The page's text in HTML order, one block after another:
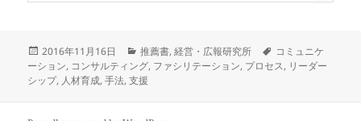
投
稿
日:
2016年11月16日
カ
テ
ゴ
推薦書,経営・広報研究所
タ
グ
コミュニケ
ーション, コンサルティング, ファシリテーション, プロセス, リーダー
シップ, 人材育成,手法,支援